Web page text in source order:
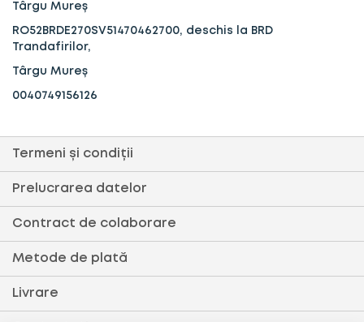
Termeni și condiții
Prelucrarea datelor
Contract de colaborare
Metode de plată
Livrare
Târgu Mureș
RO52BRDE270SV51470462700, deschis la BRD
Trandafirilor,
Târgu Mureș
0040749156126